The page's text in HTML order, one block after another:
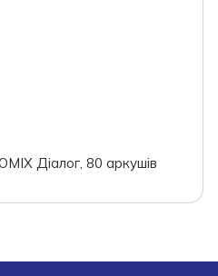
Діалог, 80 аркушів